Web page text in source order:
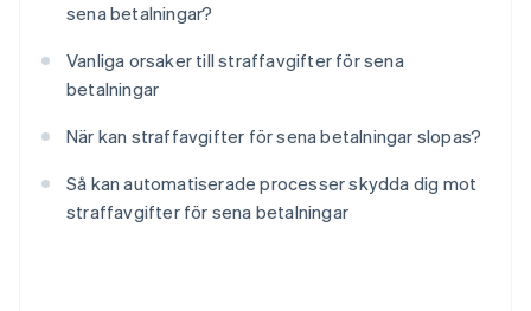
sena betalningar?
Vanliga orsaker till straffavgifter för sena
betalningar
När kan straffavgifter för sena betalningar slopas?
Så kan automatiserade processer skydda dig mot
straffavgifter för sena betalningar